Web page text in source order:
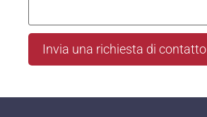
Invia una richiesta di contatto